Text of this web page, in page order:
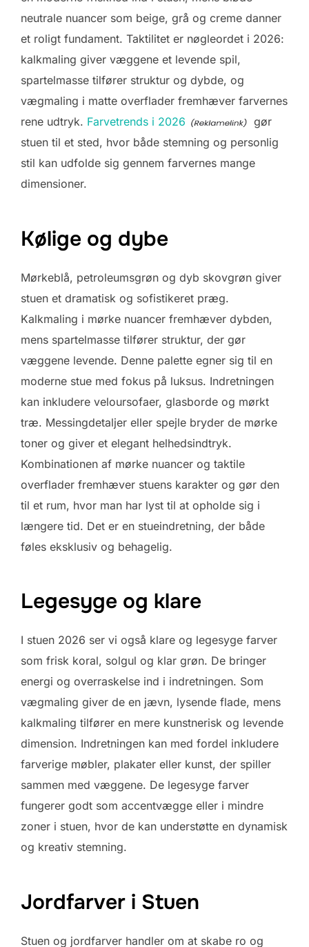
neutrale nuancer som beige, grå og creme danner
et roligt fundament. Taktilitet er nøgleordet i 2026:
kalkmaling giver væggene et levende spil,
spartelmasse tilfører struktur og dybde, og
vægmaling i matte overflader fremhæver farvernes
rene udtryk. Farvetrends i 2026
gør
stuen til et sted, hvor både stemning og personlig
stil kan udfolde sig gennem farvernes mange
dimensioner.
Kølige og dybe
Mørkeblå, petroleumsgrøn og dyb skovgrøn giver
stuen et dramatisk og sofistikeret præg.
Kalkmaling i mørke nuancer fremhæver dybden,
mens spartelmasse tilfører struktur, der gør
væggene levende. Denne palette egner sig til en
moderne stue med fokus på luksus. Indretningen
kan inkludere veloursofaer, glasborde og mørkt
træ. Messingdetaljer eller spejle bryder de mørke
toner og giver et elegant helhedsindtryk.
Kombinationen af mørke nuancer og taktile
overflader fremhæver stuens karakter og gør den
til et rum, hvor man har lyst til at opholde sig i
længere tid. Det er en stueindretning, der både
føles eksklusiv og behagelig.
Legesyge og klare
I stuen 2026 ser vi også klare og legesyge farver
som frisk koral, solgul og klar grøn. De bringer
energi og overraskelse ind i indretningen. Som
vægmaling giver de en jævn, lysende flade, mens
kalkmaling tilfører en mere kunstnerisk og levende
dimension. Indretningen kan med fordel inkludere
farverige møbler, plakater eller kunst, der spiller
sammen med væggene. De legesyge farver
fungerer godt som accentvægge eller i mindre
zoner i stuen, hvor de kan understøtte en dynamisk
og kreativ stemning.
Jordfarver i Stuen
Stuen og jordfarver handler om at skabe ro og